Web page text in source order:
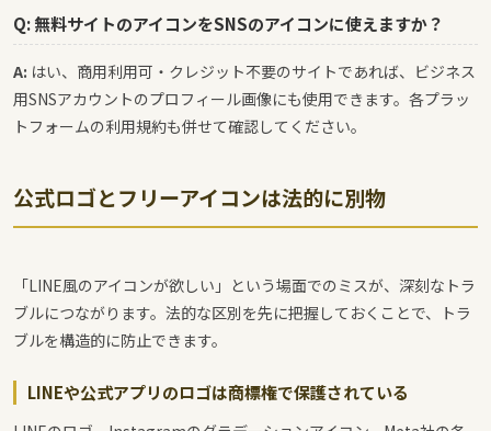
Q: 無料サイトのアイコンをSNSのアイコンに使えますか？
A: はい、商用利用可・クレジット不要のサイトであれば、ビジネス
用SNSアカウントのプロフィール画像にも使用できます。各プラッ
トフォームの利用規約も併せて確認してください。
公式ロゴとフリーアイコンは法的に別物
「LINE風のアイコンが欲しい」という場面でのミスが、深刻なトラ
ブルにつながります。法的な区別を先に把握しておくことで、トラ
ブルを構造的に防止できます。
LINEや公式アプリのロゴは商標権で保護されている